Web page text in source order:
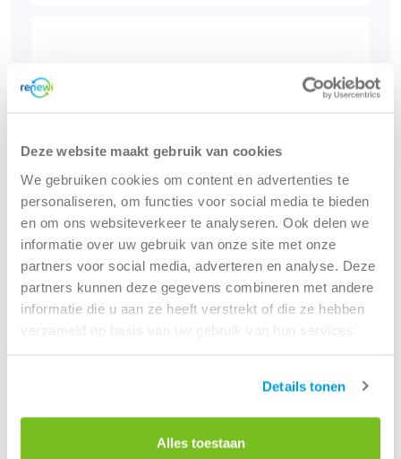
Deze website maakt gebruik van cookies
We gebruiken cookies om content en advertenties te
personaliseren, om functies voor social media te bieden
en om ons websiteverkeer te analyseren. Ook delen we
informatie over uw gebruik van onze site met onze
partners voor social media, adverteren en analyse. Deze
partners kunnen deze gegevens combineren met andere
informatie die u aan ze heeft verstrekt of die ze hebben
verzameld op basis van uw gebruik van hun services.
Details tonen
Alles toestaan